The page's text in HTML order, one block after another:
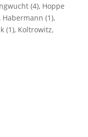
(4), Hoppe
Habermann (1),
(1), Koltrowitz,